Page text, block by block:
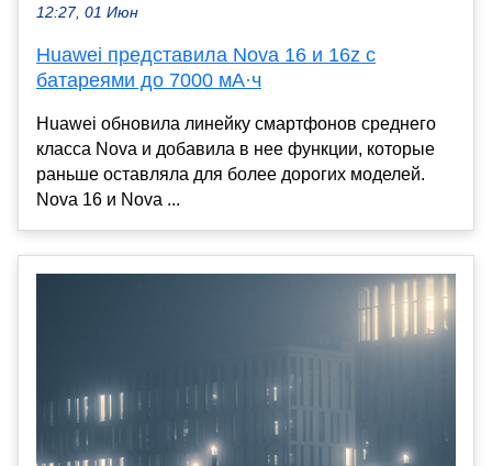
12:27, 01 Июн
Huawei представила Nova 16 и 16z с
батареями до 7000 мА·ч
Huawei обновила линейку смартфонов среднего
класса Nova и добавила в нее функции, которые
раньше оставляла для более дорогих моделей.
Nova 16 и Nova ...